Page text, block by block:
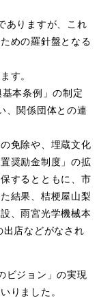
ありますが、これ
めの羅針盤となる
す。
本条例」の制定
、関係団体との連
免除や、埋蔵文化
奨励金制度」の拡
するとともに、市
結果、桔梗屋山梨
、雨宮光学機械本
出店などがなされ
ビジョン」の実現
りました。